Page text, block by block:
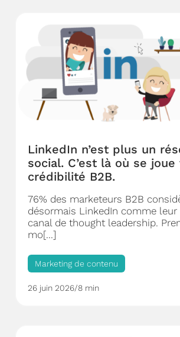
LinkedIn n’est plus un
social. C’est là où se
crédibilité B2B.
76% des marketeurs B2B
désormais LinkedIn comme
canal de thought leadership.
mo[...]
Marketing de contenu
26 juin 2026/8 min